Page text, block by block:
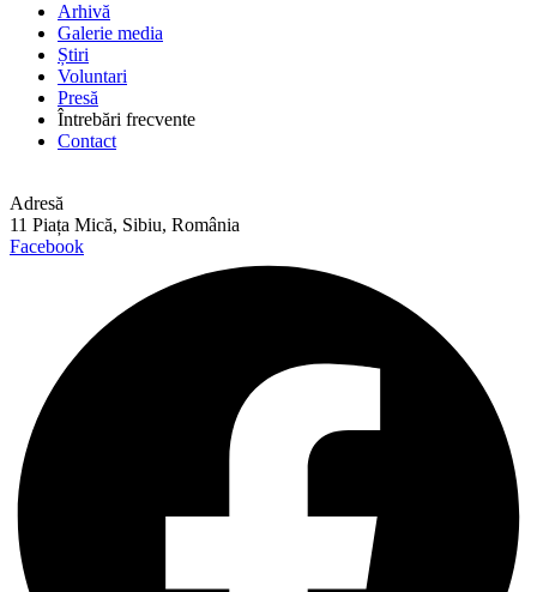
Arhivă
Galerie media
Știri
Voluntari
Presă
Întrebări frecvente
Contact
Adresă
11 Piața Mică, Sibiu, România
Facebook